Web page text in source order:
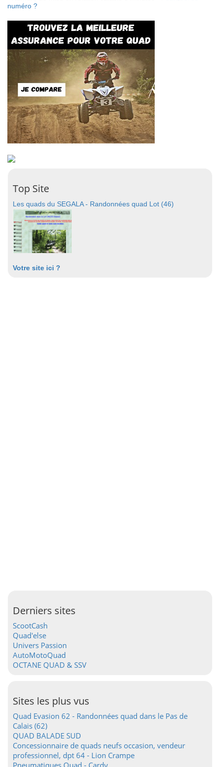
numéro ?
Top Site
Les quads du SEGALA - Randonnées quad Lot (46)
Votre site ici ?
Derniers sites
ScootCash
Quad'else
Univers Passion
AutoMotoQuad
OCTANE QUAD & SSV
Sites les plus vus
Quad Evasion 62 - Randonnées quad dans le Pas de
Calais (62)
QUAD BALADE SUD
Concessionnaire de quads neufs occasion, vendeur
professionnel, dpt 64 - Lion Crampe
Pneumatiques Quad - Cardy